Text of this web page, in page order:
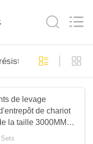
par
de
de palette
de levage
de chariot
la taille 3000MM